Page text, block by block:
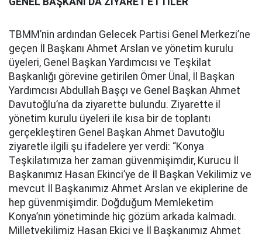
TBMM’nin ardından Gelecek Partisi Genel Merkezi’ne
geçen İl Başkanı Ahmet Arslan ve yönetim kurulu
üyeleri, Genel Başkan Yardımcısı ve Teşkilat
Başkanlığı görevine getirilen Ömer Ünal, İl Başkan
Yardımcısı Abdullah Başçı ve Genel Başkan Ahmet
Davutoğlu’na da ziyarette bulundu. Ziyarette il
yönetim kurulu üyeleri ile kısa bir de toplantı
gerçekleştiren Genel Başkan Ahmet Davutoğlu
ziyaretle ilgili şu ifadelere yer verdi: “Konya
Teşkilatımıza her zaman güvenmişimdir, Kurucu İl
Başkanımız Hasan Ekinci’ye de İl Başkan Vekilimiz ve
mevcut İl Başkanımız Ahmet Arslan ve ekiplerine de
hep güvenmişimdir. Doğduğum Memleketim
Konya’nın yönetiminde hiç gözüm arkada kalmadı.
Milletvekilimiz Hasan Ekici ve İl Başkanımız Ahmet